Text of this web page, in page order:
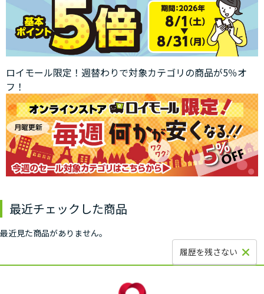
ロイモール限定！週替わりで対象カテゴリの商品が5％オ
フ！
最近チェックした商品
最近見た商品がありません。
履歴を残さない